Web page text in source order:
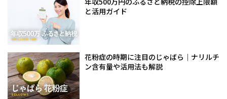
と活用ガイド
花粉症の時期に注目のじゃばら｜ナリルチ
ン含有量や活用法も解説